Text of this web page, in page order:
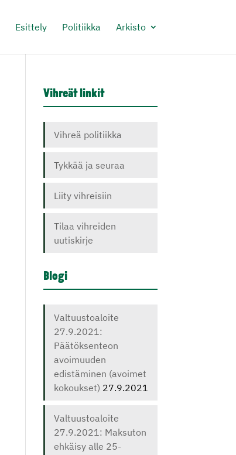
Esittely Politiikka Arkisto
Vihreät linkit
Vihreä politiikka
Tykkää ja seuraa
Liity vihreisiin
Tilaa vihreiden
uutiskirje
Blogi
Valtuustoaloite
27.9.2021:
Päätöksenteon
avoimuuden
edistäminen (avoimet
kokoukset) 27.9.2021
Valtuustoaloite
27.9.2021: Maksuton
ehkäisy alle 25-